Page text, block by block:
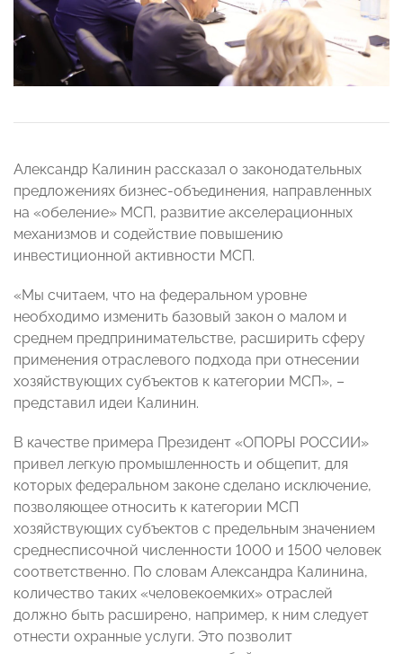
Александр Калинин рассказал о законодательных
предложениях бизнес-объединения, направленных
на «обеление» МСП, развитие акселерационных
механизмов и содействие повышению
инвестиционной активности МСП.
«Мы считаем, что на федеральном уровне
необходимо изменить базовый закон о малом и
среднем предпринимательстве, расширить сферу
применения отраслевого подхода при отнесении
хозяйствующих субъектов к категории МСП», –
представил идеи Калинин.
В качестве примера Президент «ОПОРЫ РОССИИ»
привел легкую промышленность и общепит, для
которых федеральном законе сделано исключение,
позволяющее относить к категории МСП
хозяйствующих субъектов с предельным значением
среднесписочной численности 1000 и 1500 человек
соответственно. По словам Александра Калинина,
количество таких «человекоемких» отраслей
должно быть расширено, например, к ним следует
отнести охранные услуги. Это позволит